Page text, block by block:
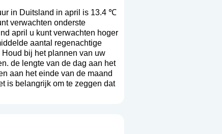
in Duitsland in april is 13.4 ℃
verwachten onderste
april u kunt verwachten hoger
aantal regenachtige
Houd bij het plannen van uw
de lengte van de dag aan het
aan het einde van de maand
is belangrijk om te zeggen dat